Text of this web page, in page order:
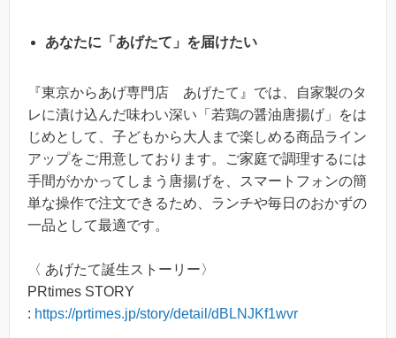
あなたに「あげたて」を届けたい
『東京からあげ専門店 あげたて』では、自家製のタ
レに漬け込んだ味わい深い「若鶏の醤油唐揚げ」をは
じめとして、子どもから大人まで楽しめる商品ライン
アップをご用意しております。ご家庭で調理するには
手間がかかってしまう唐揚げを、スマートフォンの簡
単な操作で注文できるため、ランチや毎日のおかずの
一品として最適です。
〈 あげたて誕生ストーリー〉
PRtimes STORY
: https://prtimes.jp/story/detail/dBLNJKf1wvr